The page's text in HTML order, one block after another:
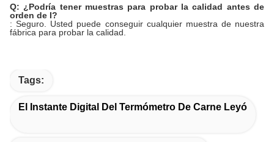
Q: ¿Podría tener muestras para probar la calidad antes de
orden de I?
: Seguro. Usted puede conseguir cualquier muestra de nuestra
fábrica para probar la calidad.
Tags:
El Instante Digital Del Termómetro De Carne Leyó